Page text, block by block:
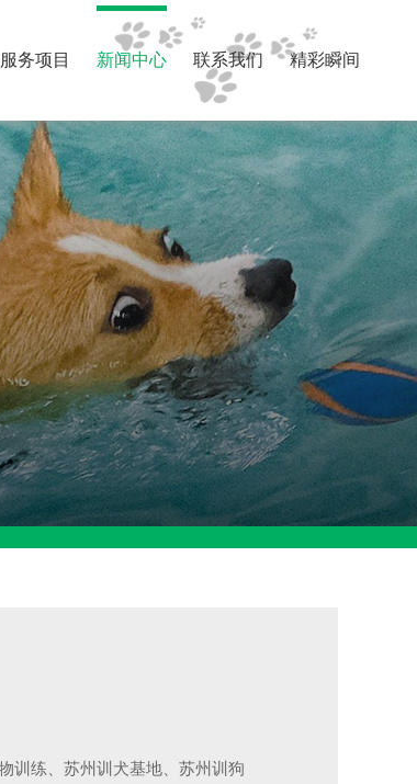
服务项目 新闻中心 联系我们 精彩瞬间
训练、苏州训犬基地、苏州训狗